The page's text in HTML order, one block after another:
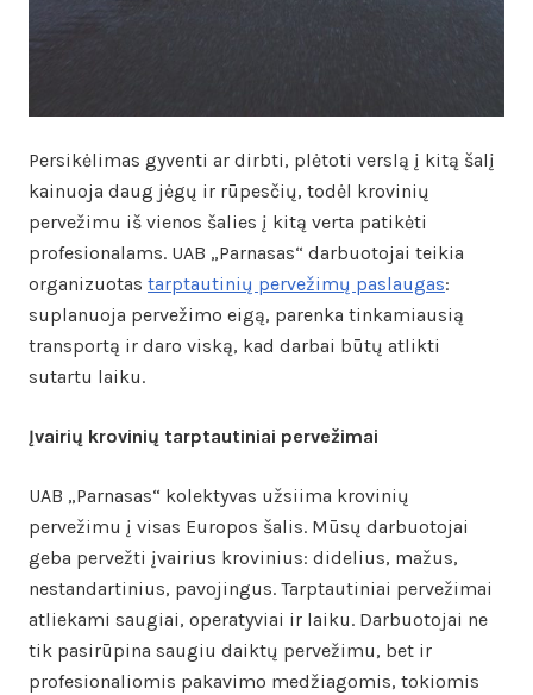
Persikėlimas gyventi ar dirbti, plėtoti verslą į kitą šalį
kainuoja daug jėgų ir rūpesčių, todėl krovinių
pervežimu iš vienos šalies į kitą verta patikėti
profesionalams. UAB „Parnasas“ darbuotojai teikia
organizuotas tarptautinių pervežimų paslaugas:
suplanuoja pervežimo eigą, parenka tinkamiausią
transportą ir daro viską, kad darbai būtų atlikti
sutartu laiku.
Įvairių krovinių tarptautiniai pervežimai
UAB „Parnasas“ kolektyvas užsiima krovinių
pervežimu į visas Europos šalis. Mūsų darbuotojai
geba pervežti įvairius krovinius: didelius, mažus,
nestandartinius, pavojingus. Tarptautiniai pervežimai
atliekami saugiai, operatyviai ir laiku. Darbuotojai ne
tik pasirūpina saugiu daiktų pervežimu, bet ir
profesionaliomis pakavimo medžiagomis, tokiomis